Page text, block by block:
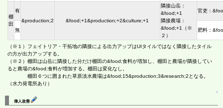
棚
田
有
&production;2
&food;+1&production;+2&culture;+1
隣接山岳：
&food;+1
隣接農場：
&food;+1（※
２）
官吏：
無 肥料：
（※１）フェイトリア・干拓地の隣接による出力アップはUIタイルではなく隣接したタイル
の方が出力アップする。
（※２）棚田は山岳に隣接した分だけ棚田の&food;食料が増加し、棚田と農場が隣接してい
ると農場の&food;食料が増加する。棚田は変化なし。
棚田６つに囲まれた草原淡水農場は&food;15&production;3&research;2となる。
（水力発電所あり）
↑
偉人改善